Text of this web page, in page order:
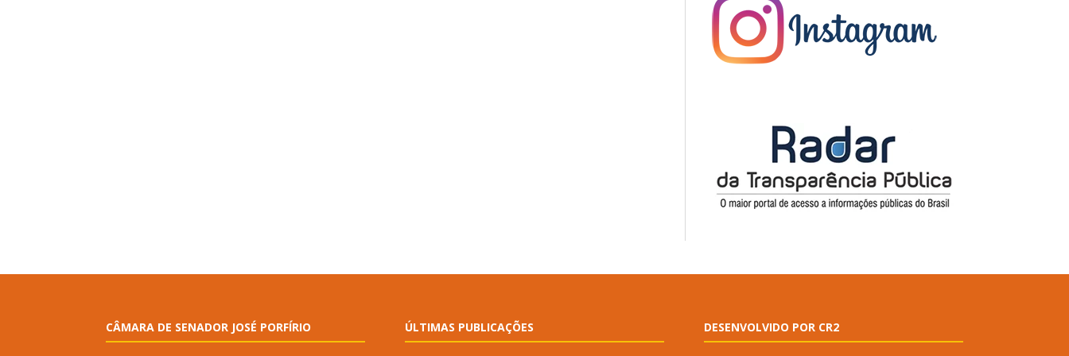
CÂMARA DE SENADOR JOSÉ PORFÍRIO ÚLTIMAS PUBLICAÇÕES DESENVOLVIDO POR CR2